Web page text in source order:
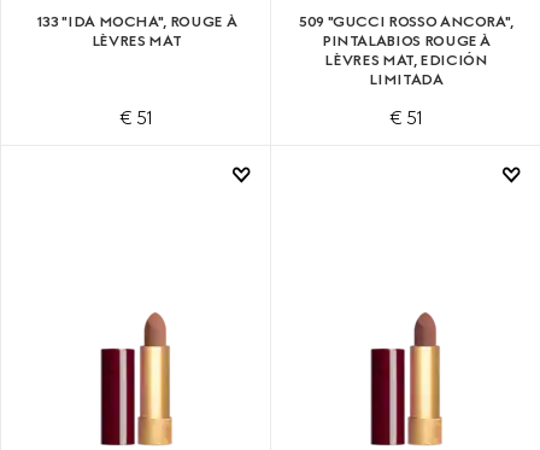
133 "IDA MOCHA", ROUGE À
LÈVRES MAT
€ 51
509 "GUCCI ROSSO ANCORA",
PINTALABIOS ROUGE À
LÈVRES MAT, EDICIÓN
LIMITADA
€ 51